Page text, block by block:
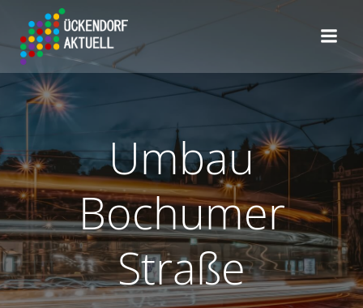
Umbau
Bochumer
Straße